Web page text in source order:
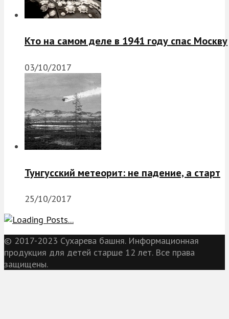
Кто на самом деле в 1941 году спас Москву
03/10/2017
Тунгусский метеорит: не падение, а старт
25/10/2017
© 2017-2023 Сухарева башня. Информационная
продукция для детей старше 12 лет. Все права
защищены.